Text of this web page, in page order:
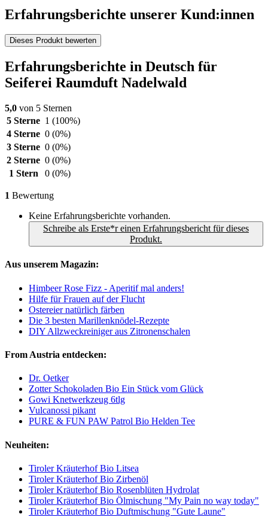
Erfahrungsberichte unserer Kund:innen
Dieses Produkt bewerten
Erfahrungsberichte in Deutsch für
Seiferei Raumduft Nadelwald
5,0 von 5 Sternen
5 Sterne 1 (100%)
4 Sterne 0 (0%)
3 Sterne 0 (0%)
2 Sterne 0 (0%)
1 Stern
0 (0%)
1 Bewertung
Keine Erfahrungsberichte vorhanden.
Schreibe als Erste*r einen Erfahrungsbericht für dieses
Produkt.
Aus unserem Magazin:
Himbeer Rose Fizz - Aperitif mal anders!
Hilfe für Frauen auf der Flucht
Ostereier natürlich färben
Die 3 besten Marillenknödel-Rezepte
DIY Allzweckreiniger aus Zitronenschalen
From Austria entdecken:
Dr. Oetker
Zotter Schokoladen Bio Ein Stück vom Glück
Gowi Knetwerkzeug 6tlg
Vulcanossi pikant
PURE & FUN PAW Patrol Bio Helden Tee
Neuheiten:
Tiroler Kräuterhof Bio Litsea
Tiroler Kräuterhof Bio Zirbenöl
Tiroler Kräuterhof Bio Rosenblüten Hydrolat
Tiroler Kräuterhof Bio Ölmischung "My Pain no way today"
Tiroler Kräuterhof Bio Duftmischung "Gute Laune"